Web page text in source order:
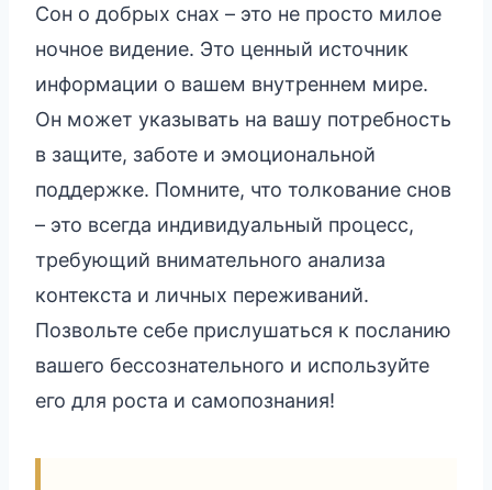
Сон о добрых снах – это не просто милое
ночное видение. Это ценный источник
информации о вашем внутреннем мире.
Он может указывать на вашу потребность
в защите, заботе и эмоциональной
поддержке. Помните, что толкование снов
– это всегда индивидуальный процесс,
требующий внимательного анализа
контекста и личных переживаний.
Позвольте себе прислушаться к посланию
вашего бессознательного и используйте
его для роста и самопознания!